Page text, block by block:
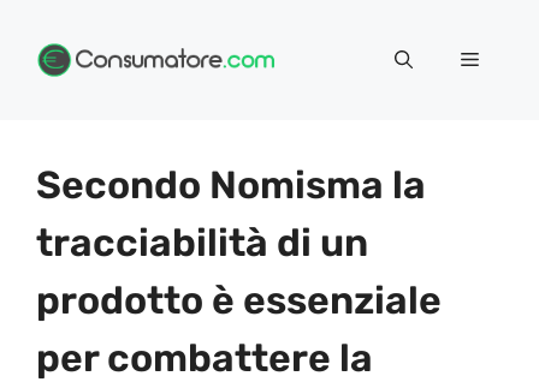
Menu
Secondo Nomisma la
tracciabilità di un
prodotto è essenziale
per combattere la